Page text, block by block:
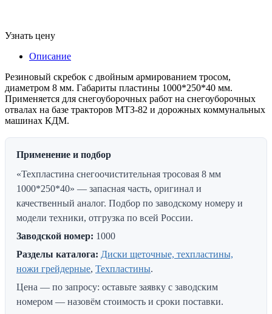
Узнать цену
Описание
Резиновый скребок с двойным армированием тросом,
диаметром 8 мм. Габариты пластины 1000*250*40 мм.
Применяется для снегоуборочных работ на снегоуборочных
отвалах на базе тракторов МТЗ-82 и дорожных коммунальных
машинах КДМ.
Применение и подбор
«Техпластина снегоочистительная тросовая 8 мм
1000*250*40» — запасная часть, оригинал и
качественный аналог. Подбор по заводскому номеру и
модели техники, отгрузка по всей России.
Заводской номер: 1000
Разделы каталога: Диски щеточные, техпластины,
ножи грейдерные, Техпластины.
Цена — по запросу: оставьте заявку с заводским
номером — назовём стоимость и сроки поставки.